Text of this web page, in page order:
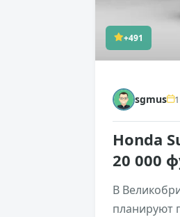
+491
sgmus
Honda
20 000
В
планируют